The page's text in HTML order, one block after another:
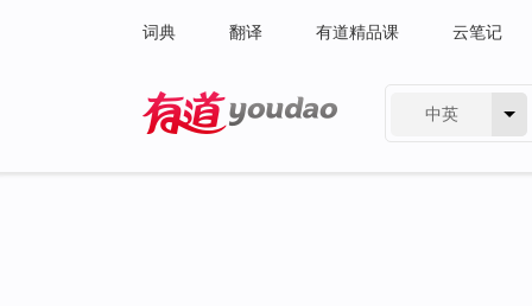
词典 翻译 有道精品课 云笔记
中英